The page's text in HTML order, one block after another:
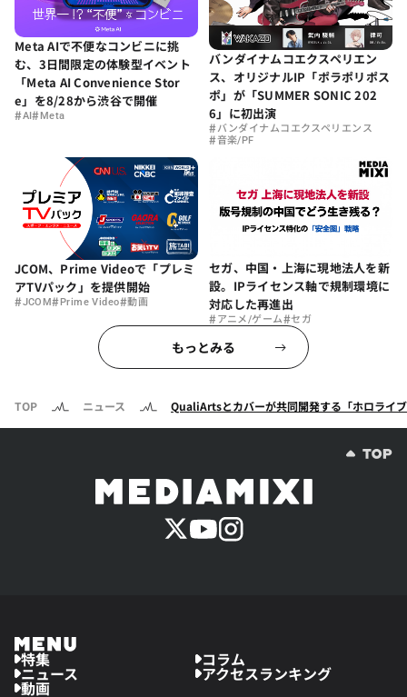
Meta AIで不便なコンビニに挑
む、3日間限定の体験型イベント
「Meta AI Convenience Stor
e」を8/28から渋谷で開催
#AI#Meta
バンダイナムコエクスペリエン
ス、オリジナルIP「ポラポリポス
ポ」が「SUMMER SONIC 202
6」に初出演
#バンダイナムコエクスペリエンス
#音楽/PF
JCOM、Prime Videoで「プレミ
アTVパック」を提供開始
#JCOM#Prime Video#動画
セガ、中国・上海に現地法人を新
設。IPライセンス軸で規制環境に
対応した再進出
#アニメ/ゲーム#セガ
もっとみる
TOP ニュース QualiArtsとカバーが共同開発する「ホロライ
特集 コラム
ニュース アクセスランキング
動画